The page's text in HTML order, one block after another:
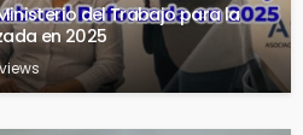
del Trabajo para la
en 2025